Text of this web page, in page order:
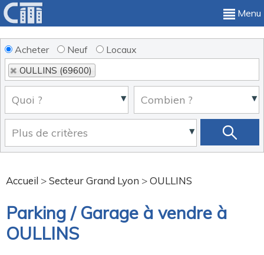
Menu
Acheter Neuf Locaux
OULLINS (69600)
Accueil >Secteur Grand Lyon >OULLINS
Parking / Garage à vendre à
OULLINS